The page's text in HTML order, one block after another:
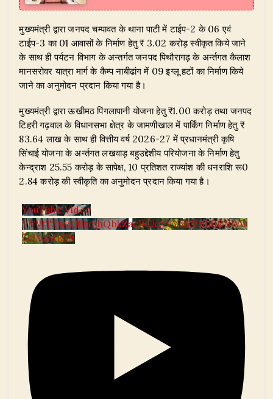
​मुख्यमंत्री द्वारा जनपद चम्पावत के थाना पाटी में टाईप-2 के 06 एवं
टाईप-3 का 01 आवासों के निर्माण हेतु ₹ 3.02 करोड़ स्वीकृत किये जाने
के साथ ही पर्यटन विभाग के अन्तर्गत जनपद पिथौरागढ़ के अर्न्तगत कैलाश
मानसरोवर यात्रा मार्ग के कैम्प नाबीढांग में 09 इग्लू हटों का निर्माण किये
जाने का अनुमोदन प्रदान किया गया है।
​मुख्यमंत्री द्वारा ऊखीमठ पिंगलापानी योजना हेतु ₹1.00 करोड़ तथा जनपद
टिहरी गढ़वाल के विधानसभा क्षेत्र के जामणीखाल में पार्किंग निर्माण हेतु ₹
83.64 लाख के साथ ही वित्तीय वर्ष 2026-27 में प्रधानमंत्री कृषि
सिंचाई योजना के अर्न्तगत लखवाड़ बहुउद्देशीय परियोजना के निर्माण हेतु
केन्द्राश 25.55 करोड़ के सापेक्ष, 10 प्रतिशत राज्यांश की धनराशि रू0
2.84 करोड़ की स्वीकृति का अनुमोदन प्रदान किया गया है।
YouTube Video
VVVtT2wzclBtdjhQbkZaclFUc2VYNXVnLlJRNWw
5clNaME5N